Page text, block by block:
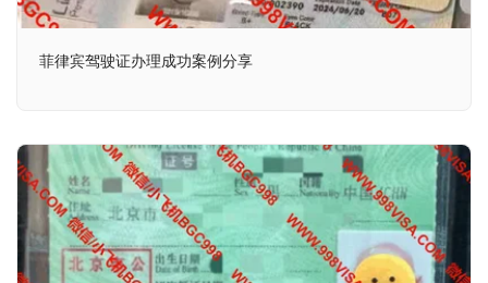
菲律宾驾驶证办理成功案例分享